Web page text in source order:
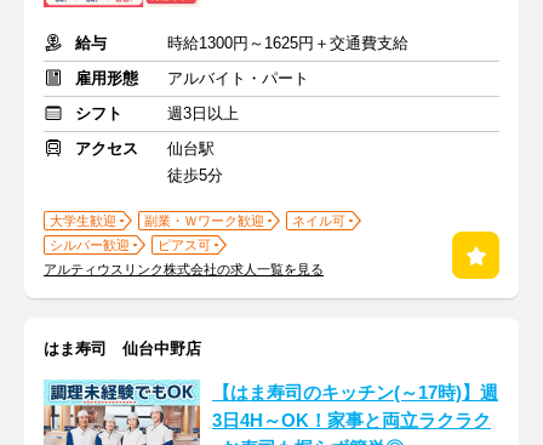
給与
時給1300円～1625円＋交通費支給
雇用形態
アルバイト・パート
シフト
週3日以上
アクセス
仙台駅
徒歩5分
大学生歓迎 副業・Ｗワーク歓迎
ネイル可
シルバー歓迎
ピアス可
アルティウスリンク株式会社の求人一覧を見る
はま寿司 仙台中野店
【はま寿司のキッチン(～17時)】週
3日4H～OK！家事と両立ラクラク